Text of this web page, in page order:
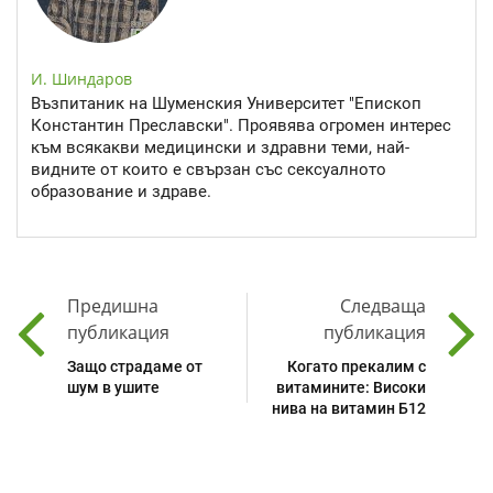
И. Шиндаров
Възпитаник на Шуменския Университет "Епископ
Константин Преславски". Проявява огромен интерес
към всякакви медицински и здравни теми, най-
видните от които е свързан със сексуалното
образование и здраве.
Предишна
публикация
Защо страдаме от
шум в ушите
Следваща
публикация
Когато прекалим с
витамините: Високи
нива на витамин Б12